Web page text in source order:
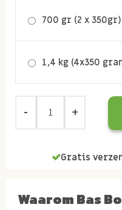
700 gr (2 x 350gr)
1,4 kg (4x350
Gratis
Waarom Bas